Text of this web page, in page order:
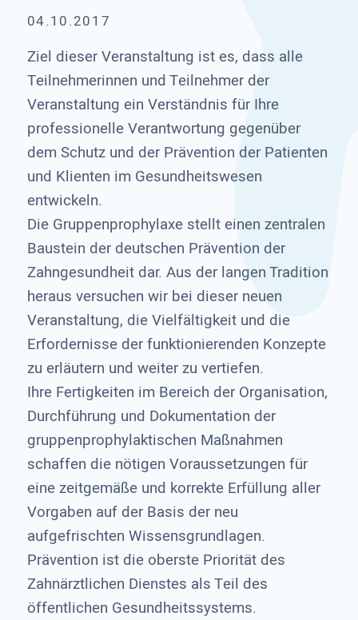
04.10.2017
Ziel dieser Veranstaltung ist es, dass alle
Teilnehmerinnen und Teilnehmer der
Veranstaltung ein Verständnis für Ihre
professionelle Verantwortung gegenüber
dem Schutz und der Prävention der Patienten
und Klienten im Gesundheitswesen
entwickeln.
Die Gruppenprophylaxe stellt einen zentralen
Baustein der deutschen Prävention der
Zahngesundheit dar. Aus der langen Tradition
heraus versuchen wir bei dieser neuen
Veranstaltung, die Vielfältigkeit und die
Erfordernisse der funktionierenden Konzepte
zu erläutern und weiter zu vertiefen.
Ihre Fertigkeiten im Bereich der Organisation,
Durchführung und Dokumentation der
gruppenprophylaktischen Maßnahmen
schaffen die nötigen Voraussetzungen für
eine zeitgemäße und korrekte Erfüllung aller
Vorgaben auf der Basis der neu
aufgefrischten Wissensgrundlagen.
Prävention ist die oberste Priorität des
Zahnärztlichen Dienstes als Teil des
öffentlichen Gesundheitssystems.